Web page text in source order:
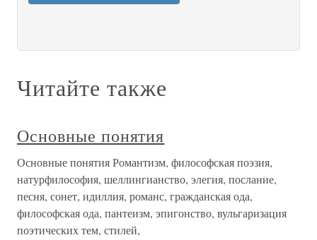
Читайте также
Основные понятия
Основные понятия Романтизм, философская поэзия,
натурфилософия, шеллингианство, элегия, послание,
песня, сонет, идиллия, романс, гражданская ода,
философская ода, пантеизм, эпигонство, вульгаризация
поэтических тем, стилей,